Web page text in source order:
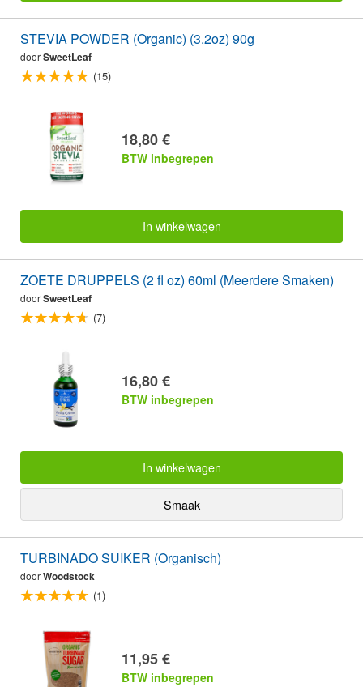
STEVIA POWDER (Organic) (3.2oz) 90g
doorSweetLeaf
(15)
18,80 €
BTW inbegrepen
In winkelwagen
ZOETE DRUPPELS (2 fl oz) 60ml (Meerdere Smaken)
doorSweetLeaf
(7)
16,80 €
BTW inbegrepen
In winkelwagen
Smaak
TURBINADO SUIKER (Organisch)
doorWoodstock
(1)
11,95 €
BTW inbegrepen